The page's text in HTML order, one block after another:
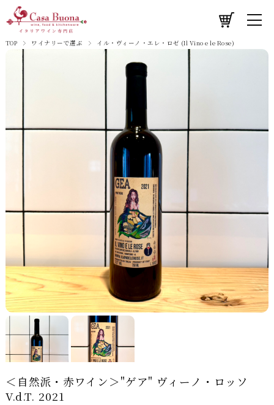
TOP ワイナリーで選ぶ イル・ヴィーノ・エレ・ロゼ (Il Vino e le Rose)
＜自然派・赤ワイン＞"ゲア" ヴィーノ・ロッソ
V.d.T. 2021